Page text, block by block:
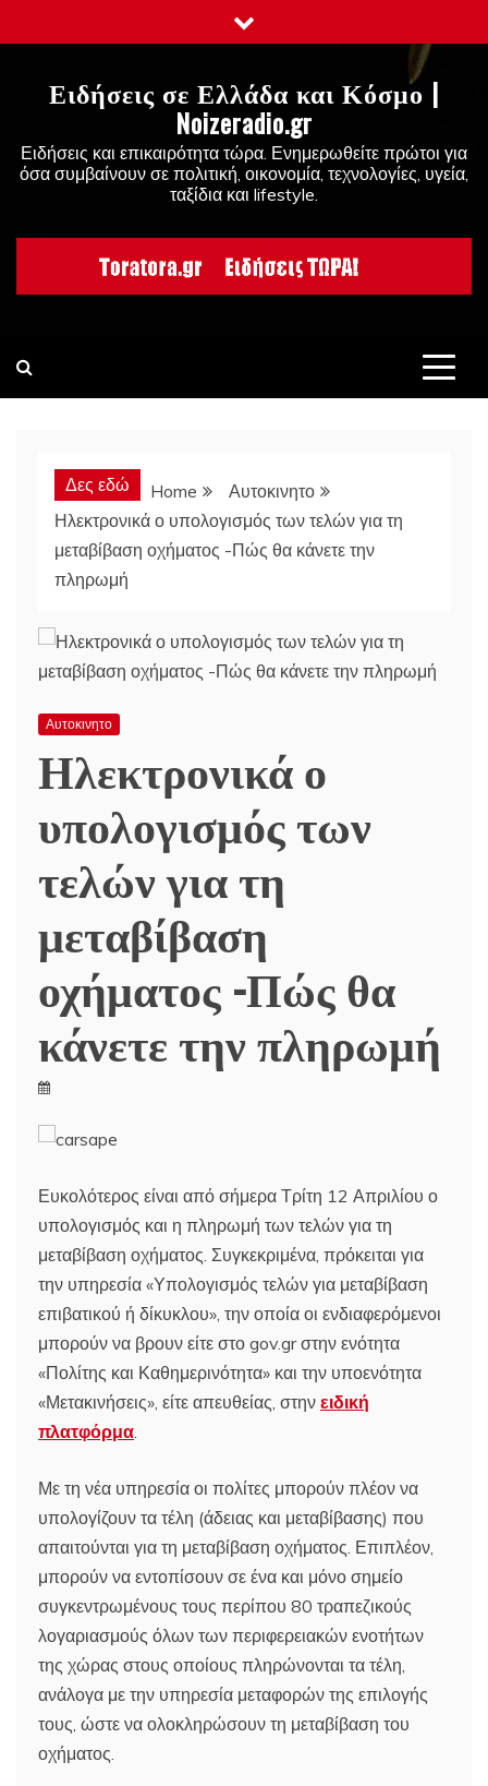
to
Ειδήσεις σε Ελλάδα και Κόσμο |
Noizeradio.gr
Ειδήσεις και επικαιρότητα τώρα. Ενημερωθείτε πρώτοι για
όσα συμβαίνουν σε πολιτική, οικονομία, τεχνολογίες, υγεία,
ταξίδια και lifestyle.
Δες εδώ Home
Αυτοκινητο
Ηλεκτρονικά ο υπολογισμός των τελών για τη
μεταβίβαση οχήματος -Πώς θα κάνετε την
πληρωμή
Αυτοκινητο
Ηλεκτρονικά ο
υπολογισμός των
τελών για τη
μεταβίβαση
οχήματος -Πώς θα
κάνετε την πληρωμή
Ευκολότερος είναι από σήμερα Τρίτη 12 Απριλίου ο
υπολογισμός και η πληρωμή των τελών για τη
μεταβίβαση οχήματος. Συγκεκριμένα, πρόκειται για
την υπηρεσία «Υπολογισμός τελών για μεταβίβαση
επιβατικού ή δίκυκλου», την οποία οι ενδιαφερόμενοι
μπορούν να βρουν είτε στο gov.gr στην ενότητα
«Πολίτης και Καθημερινότητα» και την υποενότητα
«Μετακινήσεις», είτε απευθείας, στην ειδική
πλατφόρμα
Με τη νέα υπηρεσία οι πολίτες μπορούν πλέον να
υπολογίζουν τα τέλη (άδειας και μεταβίβασης) που
απαιτούνται για τη μεταβίβαση οχήματος. Επιπλέον,
μπορούν να εντοπίσουν σε ένα και μόνο σημείο
συγκεντρωμένους τους περίπου 80 τραπεζικούς
λογαριασμούς όλων των περιφερειακών ενοτήτων
της χώρας στους οποίους πληρώνονται τα τέλη,
ανάλογα με την υπηρεσία μεταφορών της επιλογής
τους, ώστε να ολοκληρώσουν τη μεταβίβαση του
οχήματος.